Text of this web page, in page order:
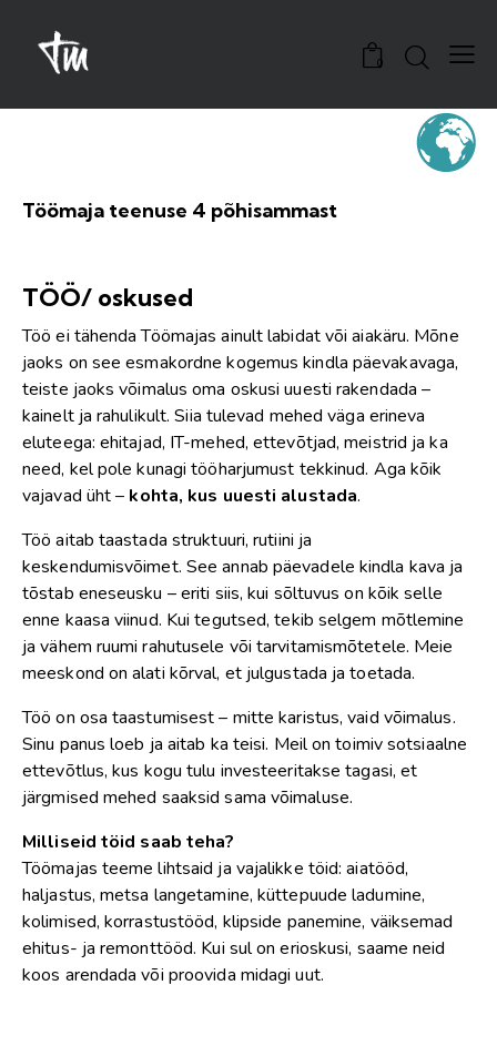
0
Töömaja teenuse 4 põhisammast
TÖÖ/ oskused
Töö ei tähenda Töömajas ainult labidat või aiakäru. Mõne
jaoks on see esmakordne kogemus kindla päevakavaga,
teiste jaoks võimalus oma oskusi uuesti rakendada –
kainelt ja rahulikult. Siia tulevad mehed väga erineva
eluteega: ehitajad, IT-mehed, ettevõtjad, meistrid ja ka
need, kel pole kunagi tööharjumust tekkinud. Aga kõik
vajavad üht – kohta, kus uuesti alustada.
Töö aitab taastada struktuuri, rutiini ja
keskendumisvõimet. See annab päevadele kindla kava ja
tõstab eneseusku – eriti siis, kui sõltuvus on kõik selle
enne kaasa viinud. Kui tegutsed, tekib selgem mõtlemine
ja vähem ruumi rahutusele või tarvitamismõtetele. Meie
meeskond on alati kõrval, et julgustada ja toetada.
Töö on osa taastumisest – mitte karistus, vaid võimalus.
Sinu panus loeb ja aitab ka teisi. Meil on toimiv sotsiaalne
ettevõtlus, kus kogu tulu investeeritakse tagasi, et
järgmised mehed saaksid sama võimaluse.
Milliseid töid saab teha?
Töömajas teeme lihtsaid ja vajalikke töid: aiatööd,
haljastus, metsa langetamine, küttepuude ladumine,
kolimised, korrastustööd, klipside panemine, väiksemad
ehitus- ja remonttööd. Kui sul on erioskusi, saame neid
koos arendada või proovida midagi uut.